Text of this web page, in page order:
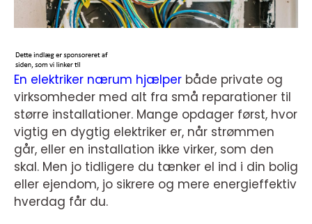
En elektriker nærum hjælper både private og
virksomheder med alt fra små reparationer til
større installationer. Mange opdager først, hvor
vigtig en dygtig elektriker er, når strømmen
går, eller en installation ikke virker, som den
skal. Men jo tidligere du tænker el ind i din bolig
eller ejendom, jo sikrere og mere energieffektiv
hverdag får du.